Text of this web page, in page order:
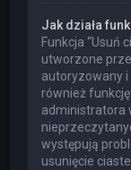
Jak działa
Funkcja “Usuń
utworzone
autoryzowany i
również
administratora
występują
usunięcie